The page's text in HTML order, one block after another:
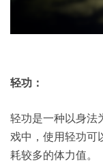
轻功：
轻功是一种以身法
戏中，使用轻功可
耗较多的体力值。